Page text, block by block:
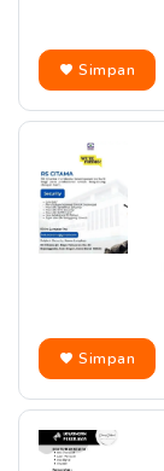
Simpan
Simpan